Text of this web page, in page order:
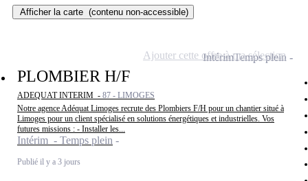
Afficher la carte (contenu non-accessible)
PLOMBIER H/F
ADEQUAT INTERIM - 87 - LIMOGES
Notre agence Adéquat Limoges recrute des Plombiers F/H pour un chantier situé à
Limoges pour un client spécialisé en solutions énergétiques et industrielles. Vos
futures missions : - Installer les...
Intérim - Temps plein
Publié il y a 3 jours
IntérimTemps plein
Ajouter cette offre à ma sélection